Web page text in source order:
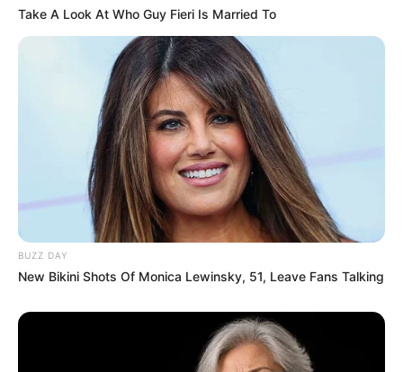
Take A Look At Who Guy Fieri Is Married To
BUZZ DAY
New Bikini Shots Of Monica Lewinsky, 51, Leave Fans Talking